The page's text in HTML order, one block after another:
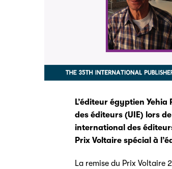
L’éditeur égyptien
des éditeurs (UIE) lors
international des
Prix Voltaire spécial à
La remise du Prix Voltaire